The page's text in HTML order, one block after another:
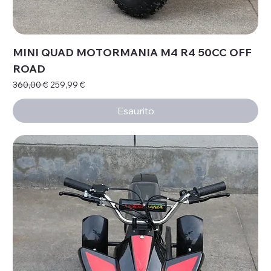
MINI QUAD MOTORMANIA M4 R4 50CC OFF
ROAD
Prezzo regolare
360,00 € Prezzo scontato
259,99 €
Esaurito